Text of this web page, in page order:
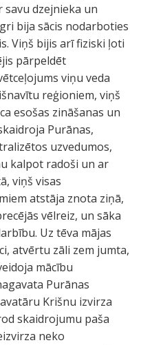
dzejnieka un
bija sācis nodarboties
Viņš bijis arī fiziski ļoti
pārpeldēt
viņu veda
reģioniem, viņš
esošas zināšanas un
Purānas,
uzvedumos,
kalpot radoši un ar
viņš visas
atstāja znota ziņā,
vēlreiz, un sāka
Uz tēva mājas
atvērtu zāli zem jumta,
mācību
Purānas
Krišnu izvirza
skaidrojumu paša
neko